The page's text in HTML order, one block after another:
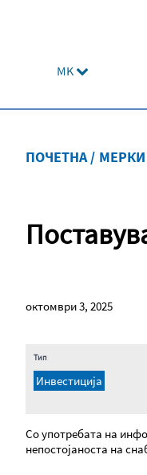
MK
ПОЧЕТНА /
октомври 3, 2025
Тип
Инвестиција
Со употребата на
непостојаноста на